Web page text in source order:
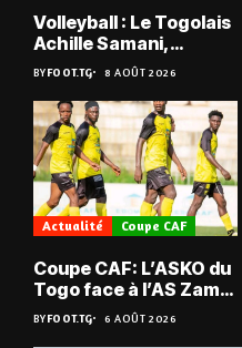
Volleyball : Le Togolais
Achille Samani,
champion du Bénin !
BYFOOT.TG 8 AOÛT 2026
Actualité Coupe CAF
Coupe CAF: L’ASKO du
Togo face à l’AS Zam
du Niger
BYFOOT.TG 6 AOÛT 2026